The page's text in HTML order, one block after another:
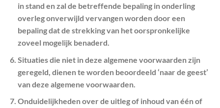
in stand en zal de betreffende bepaling in onderling
overleg onverwijld vervangen worden door een
bepaling dat de strekking van het oorspronkelijke
zoveel mogelijk benaderd.
Situaties die niet in deze algemene voorwaarden zijn
geregeld, dienen te worden beoordeeld ‘naar de geest’
van deze algemene voorwaarden.
Onduidelijkheden over de uitleg of inhoud van één of